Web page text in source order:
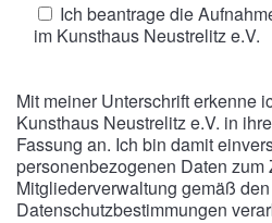
Ich beantrage die
im Kunsthaus Neustrelitz e.V.
Mit meiner Unterschrift erkenne
Kunsthaus Neustrelitz e.V. in
Fassung an. Ich bin damit
personenbezogenen Daten zum
Mitgliederverwaltung gemäß
Datenschutzbestimmungen